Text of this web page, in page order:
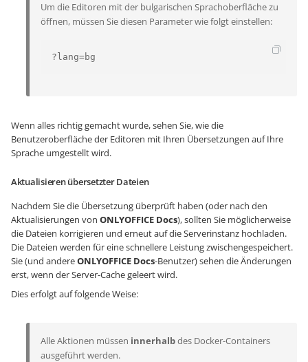
Um die Editoren mit der bulgarischen Sprachoberfläche zu
öffnen, müssen Sie diesen Parameter wie folgt einstellen:
?lang=bg
Wenn alles richtig gemacht wurde, sehen Sie, wie die
Benutzeroberfläche der Editoren mit Ihren Übersetzungen auf Ihre
Sprache umgestellt wird.
Aktualisieren übersetzter Dateien
Nachdem Sie die Übersetzung überprüft haben (oder nach den
Aktualisierungen von ONLYOFFICE Docs), sollten Sie möglicherweise
die Dateien korrigieren und erneut auf die Serverinstanz hochladen.
Die Dateien werden für eine schnellere Leistung zwischengespeichert.
Sie (und andereONLYOFFICE Docs-Benutzer) sehen die Änderungen
erst, wenn der Server-Cache geleert wird.
Dies erfolgt auf folgende Weise:
Alle Aktionen müssen innerhalbdes Docker-Containers
ausgeführt werden.